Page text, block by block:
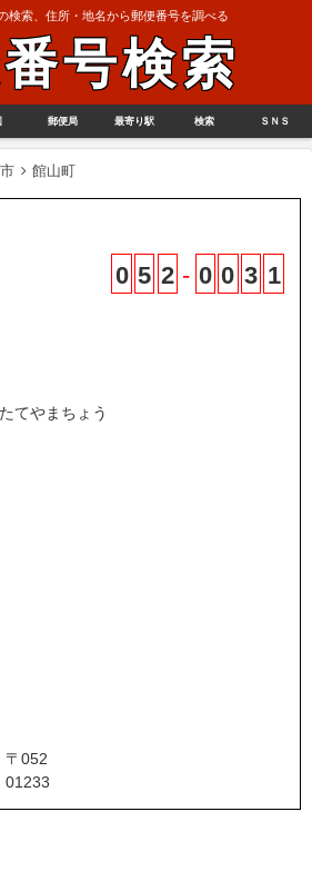
検索、住所・地名から郵便番号を調べる
号検索
郵便局 最寄り駅 検索 ＳＮＳ
館山町
0 5 2 - 0 0 3 1
てやまちょう
〒052
01233